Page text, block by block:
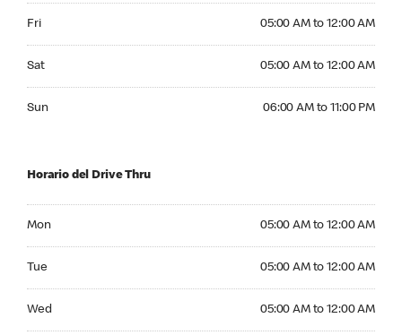
Fri 05:00 AM to 12:00 AM
Sat 05:00 AM to 12:00 AM
Sun 06:00 AM to 11:00 PM
Horario del Drive Thru
Mon 05:00 AM to 12:00 AM
Tue 05:00 AM to 12:00 AM
Wed 05:00 AM to 12:00 AM